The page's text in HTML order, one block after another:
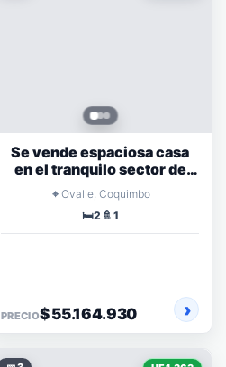
Se vende espaciosa casa
en el tranquilo sector de
Sotaqui
⌖ Ovalle, Coquimbo
🛏️2 🚿 1
PRECIO$ 55.164.930